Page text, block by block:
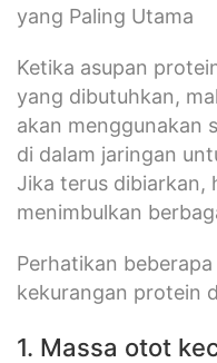
yang Paling Utama
Ketika asupan
yang dibutuhkan,
akan menggunakan
di dalam jaringan
Jika terus dibiarkan,
menimbulkan
Perhatikan
kekurangan protein
1. Massa otot